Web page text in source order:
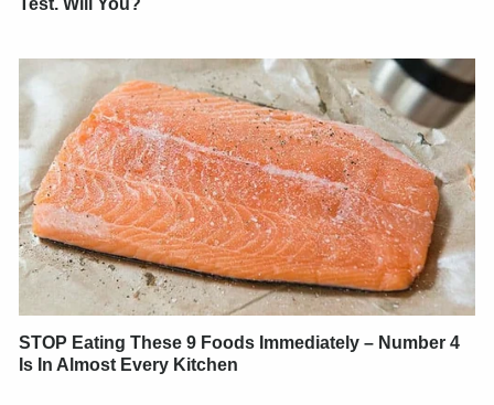
Test. Will You?
STOP Eating These 9 Foods Immediately – Number 4
Is In Almost Every Kitchen